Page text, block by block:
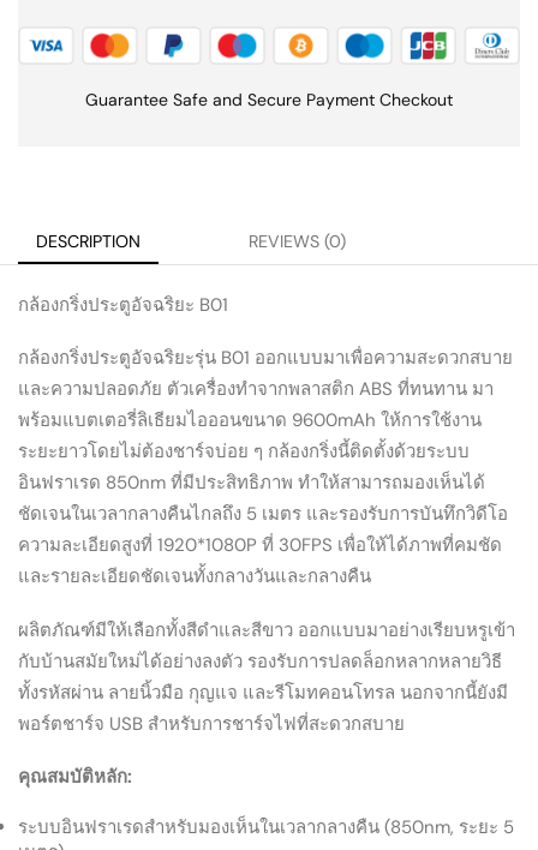
Guarantee Safe and Secure Payment Checkout
DESCRIPTION REVIEWS (0)
กล้องกริ่งประตูอัจฉริยะ B01
กล้องกริ่งประตูอัจฉริยะรุ่น B01 ออกแบบมาเพื่อความสะดวกสบาย
และความปลอดภัย ตัวเครื่องทำจากพลาสติก ABS ที่ทนทาน มา
พร้อมแบตเตอรี่ลิเธียมไอออนขนาด 9600mAh ให้การใช้งาน
ระยะยาวโดยไม่ต้องชาร์จบ่อย ๆ กล้องกริ่งนี้ติดตั้งด้วยระบบ
อินฟราเรด 850nm ที่มีประสิทธิภาพ ทำให้สามารถมองเห็นได้
ชัดเจนในเวลากลางคืนไกลถึง 5 เมตร และรองรับการบันทึกวิดีโอ
ความละเอียดสูงที่ 1920*1080P ที่ 30FPS เพื่อให้ได้ภาพที่คมชัด
และรายละเอียดชัดเจนทั้งกลางวันและกลางคืน
ผลิตภัณฑ์มีให้เลือกทั้งสีดำและสีขาว ออกแบบมาอย่างเรียบหรูเข้า
กับบ้านสมัยใหม่ได้อย่างลงตัว รองรับการปลดล็อกหลากหลายวิธี
ทั้งรหัสผ่าน ลายนิ้วมือ กุญแจ และรีโมทคอนโทรล นอกจากนี้ยังมี
พอร์ตชาร์จ USB สำหรับการชาร์จไฟที่สะดวกสบาย
คุณสมบัติหลัก:
ระบบอินฟราเรดสำหรับมองเห็นในเวลากลางคืน (850nm, ระยะ 5